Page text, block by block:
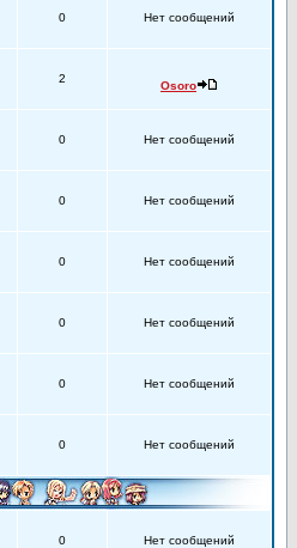
0 Нет сообщений
2
Osoro
0 Нет сообщений
0 Нет сообщений
0 Нет сообщений
0 Нет сообщений
0 Нет сообщений
0 Нет сообщений
0 Нет сообщений